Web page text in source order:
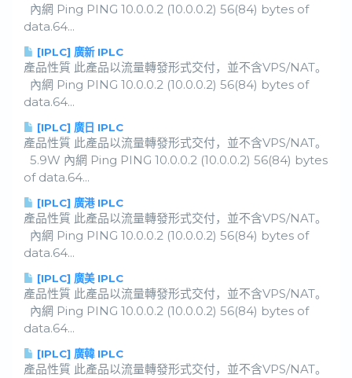
內網 Ping PING 10.0.0.2 (10.0.0.2) 56(84) bytes of
data.64...
[IPLC] 廣新 IPLC
產品性質 此產品以流量轉發形式交付，並不含VPS/NAT。
內網 Ping PING 10.0.0.2 (10.0.0.2) 56(84) bytes of
data.64...
[IPLC] 廣日 IPLC
產品性質 此產品以流量轉發形式交付，並不含VPS/NAT。
5.9W 內網 Ping PING 10.0.0.2 (10.0.0.2) 56(84) bytes
of data.64...
[IPLC] 廣港 IPLC
產品性質 此產品以流量轉發形式交付，並不含VPS/NAT。
內網 Ping PING 10.0.0.2 (10.0.0.2) 56(84) bytes of
data.64...
[IPLC] 廣美 IPLC
產品性質 此產品以流量轉發形式交付，並不含VPS/NAT。
內網 Ping PING 10.0.0.2 (10.0.0.2) 56(84) bytes of
data.64...
[IPLC] 廣韓 IPLC
產品性質 此產品以流量轉發形式交付，並不含VPS/NAT。